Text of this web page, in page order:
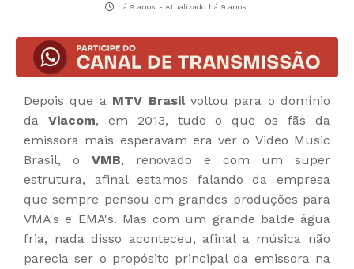
há 9 anos - Atualizado há 9 anos
Depois que a MTV Brasilvoltou para o domínio
da Viacom, em 2013, tudo o que os fãs da
emissora mais esperavam era ver o Video Music
Brasil, o VMB, renovado e com um super
estrutura, afinal estamos falando da empresa
que sempre pensou em grandes produções para
VMA's e EMA's. Mas com um grande balde água
fria, nada disso aconteceu, afinal a música não
parecia ser o propósito principal da emissora na